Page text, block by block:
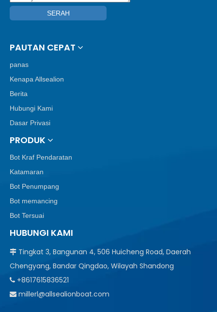
SERAH
PAUTAN CEPAT
panas
Kenapa Allsealion
Berita
Hubungi Kami
Dasar Privasi
PRODUK
Bot Kraf Pendaratan
Katamaran
Bot Penumpang
Bot memancing
Bot Tersuai
HUBUNGI KAMI
 Tingkat 3, Bangunan 4, 506 Huicheng Road, Daerah
Chengyang, Bandar Qingdao, Wilayah Shandong
 +8617615836521
 millerl@allsealionboat.com